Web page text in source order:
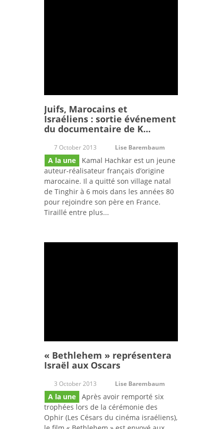
Juifs, Marocains et
Israéliens : sortie événement
du documentaire de K...
7 October 2013 Lise Barembaum
A la une
Kamal Hachkar est un jeune
auteur-réalisateur français d’origine
marocaine. Il a quitté son village natal
de Tinghir à 6 mois dans les années 80
pour rejoindre son père en France.
Tiraillé entre plus...
« Bethlehem » représentera
Israël aux Oscars
3 October 2013 Lise Barembaum
A la une
Après avoir remporté six
trophées lors de la cérémonie des
Ophir (Les Césars du cinéma israéliens),